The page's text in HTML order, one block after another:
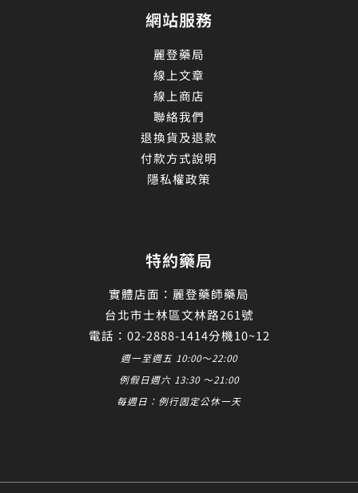
網站服務
麗登藥局
線上文章
線上商店
聯絡我們
退換貨及退款
付款方式說明
隱私權政策
特約藥局
實體店面：麗登藥師藥局
台北市士林區文林路261號
電話：02-2888-1414分機10~12
週一至週五 10:00～22:00
例假日週六 13:30 ～21:00
每週日：例行固定公休一天